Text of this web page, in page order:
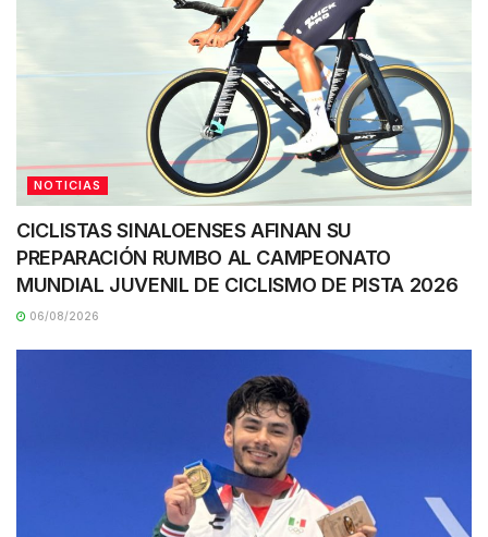
NOTICIAS
CICLISTAS SINALOENSES AFINAN SU
PREPARACIÓN RUMBO AL CAMPEONATO
MUNDIAL JUVENIL DE CICLISMO DE PISTA 2026
06/08/2026